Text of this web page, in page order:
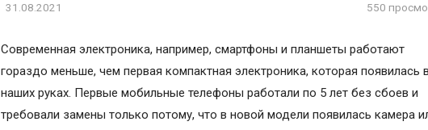
550
31.08.2021
Современная электроника, например, смартфоны и планшеты работают
гораздо меньше, чем первая компактная электроника, которая появилась
наших руках. Первые мобильные телефоны работали по 5 лет без сбоев и
требовали замены только потому, что в новой модели появилась камера